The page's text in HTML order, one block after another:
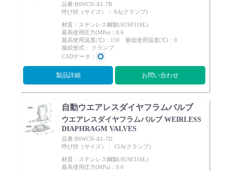
品番:BSWCN-A1-7B
呼び径（サイズ）： 8A(クランプ)
材質：ステンレス鋼製(SUSF316L)
最高使用圧力(MPa)：0.6
最高使用温度(℃)：150 最低使用温度(℃)：0
接続形式： クランプ
CADデータ：
製品詳細 お問い合わせ
自動ウエアレスダイヤフラムバルブ
ウエアレスダイヤフラムバルブ WEIRLESS
DIAPHRAGM VALVES
品番:BSWCN-A1-7D
呼び径（サイズ）： 15A(クランプ)
材質：ステンレス鋼製(SUSF316L)
最高使用圧力(MPa)：0.6